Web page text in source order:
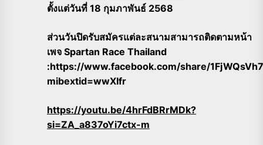
ตั้งแต่วันที่ 18 กุมภาพันธ์ 2568
ส่วนวันปิดรับสมัครแต่ละสนามสามารถติดตามหน้า
เพจ Spartan Race Thailand
:https://www.facebook.com/share/
mibextid=wwXIfr
https://youtu.be/4hrFdBRrMDk?
si=ZA_a837oYi7ctx-m